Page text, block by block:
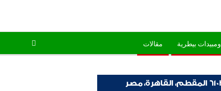
ومبيدات بيطرية مقالات